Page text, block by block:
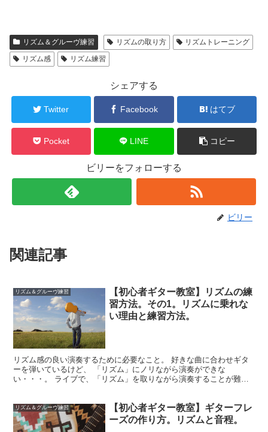
リズム＆グルーヴ練習 リズムの取り方
リズムトレーニング
リズム感
リズム練習
シェアする
Twitter Facebook はてブ
Pocket LINE コピー
ビリーをフォローする
ビリー
関連記事
リズム＆グルーヴ練習
【初心者ギター教室】リズムの練
習方法。その1。リズムに乗れな
い理由と練習方法。
リズム感の良い演奏するために必要なこと。 好きな曲に合わせギタ
ーを弾いているけど、 「リズム」にノリながら演奏ができな
い・・・。 ライブで、「リズム」を取りながら演奏することが難し
リズム＆グルーヴ練習
【初心者ギター教室】ギターフレ
ーズの作り方。リズムと音程。